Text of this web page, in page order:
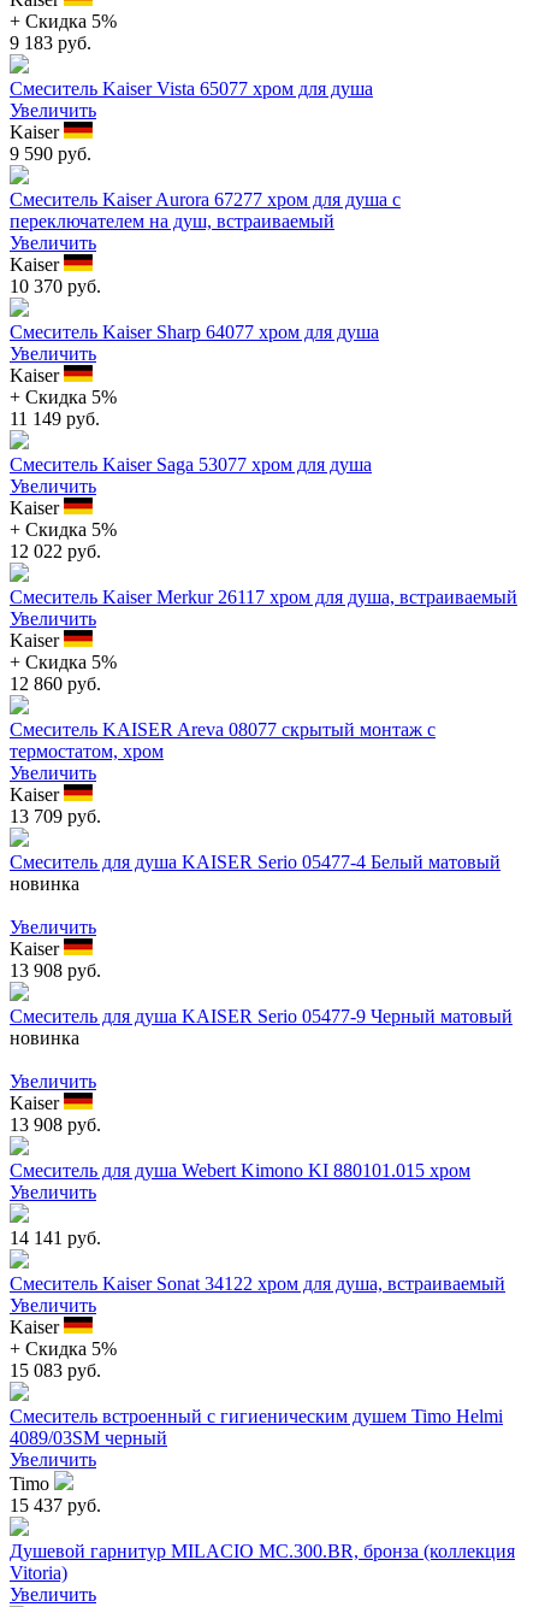
+ Cкидка 5%
9 183 руб.
Смеситель Kaiser Vista 65077 хром для душа
Увеличить
Kaiser
9 590 руб.
Смеситель Kaiser Aurora 67277 хром для душа с
переключателем на душ, встраиваемый
Увеличить
Kaiser
10 370 руб.
Смеситель Kaiser Sharp 64077 хром для душа
Увеличить
Kaiser
+ Cкидка 5%
11 149 руб.
Смеситель Kaiser Saga 53077 хром для душа
Увеличить
Kaiser
+ Cкидка 5%
12 022 руб.
Смеситель Kaiser Merkur 26117 хром для душа, встраиваемый
Увеличить
Kaiser
+ Cкидка 5%
12 860 руб.
Смеситель KAISER Areva 08077 скрытый монтаж с
термостатом, хром
Увеличить
Kaiser
13 709 руб.
Смеситель для душа KAISER Serio 05477-4 Белый матовый
новинка
Увеличить
Kaiser
13 908 руб.
Смеситель для душа KAISER Serio 05477-9 Черный матовый
новинка
Увеличить
Kaiser
13 908 руб.
Смеситель для душа Webert Kimono KI 880101.015 хром
Увеличить
14 141 руб.
Смеситель Kaiser Sonat 34122 хром для душа, встраиваемый
Увеличить
Kaiser
+ Cкидка 5%
15 083 руб.
Смеситель встроенный с гигиеническим душем Timo Helmi
4089/03SM черный
Увеличить
Timo
15 437 руб.
Душевой гарнитур MILACIO MC.300.BR, бронза (коллекция
Vitoria)
Увеличить